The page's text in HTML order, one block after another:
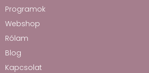
Programok
Webshop
Rólam
Blog
Kapcsolat